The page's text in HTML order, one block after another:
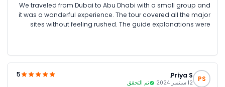
We traveled from Dubai to Abu Dhabi with a small group and
it was a wonderful experience. The tour covered all the major
sites without feeling rushed. The guide explanations were
PS
Priya S.
12 سبتمبر 2024 تم التحقق
5